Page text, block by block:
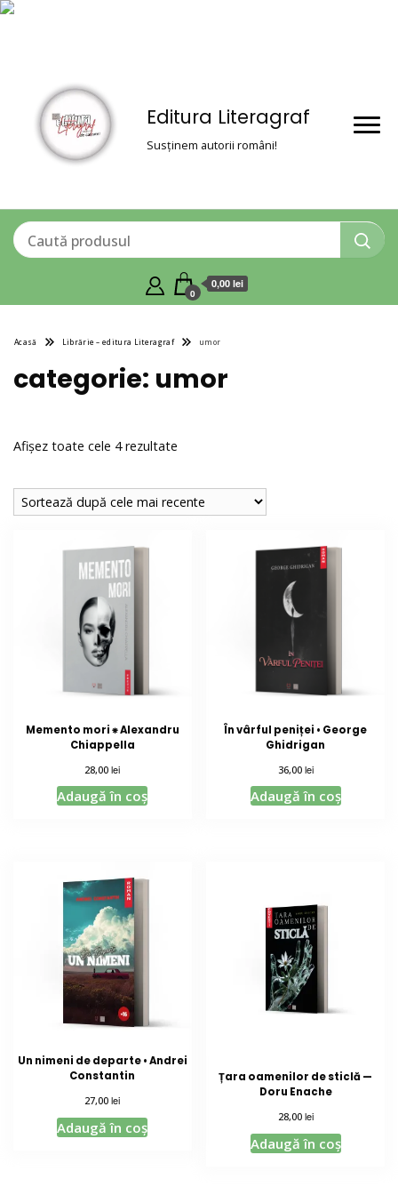
Editura Literagraf
Susținem autorii români!
0
0,00 lei
Acasă Librărie – editura Literagraf umor
categorie: umor
Afișez toate cele 4 rezultate
cele
mai
Memento mori ⁕ Alexandru
Chiappella
28,00lei
Adaugă în coș
În vârful peniței • George
Ghidrigan
36,00 lei
Adaugă în coș
Un nimeni de departe • Andrei
Constantin
27,00lei
Adaugă în coș
Țara oamenilor de sticlă —
Doru Enache
28,00 lei
Adaugă în coș